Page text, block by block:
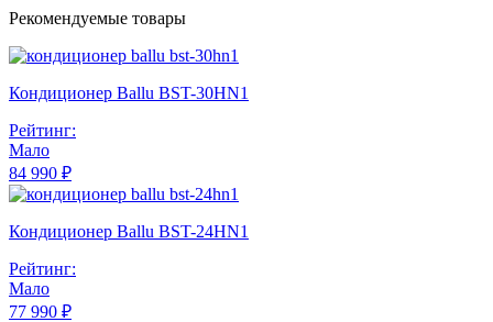
Рекомендуемые товары
Кондиционер Ballu BST-30HN1
Рейтинг:
Мало
84 990 ₽
Кондиционер Ballu BST-24HN1
Рейтинг:
Мало
77 990 ₽